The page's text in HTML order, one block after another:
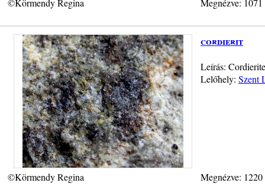
©Körmendy Regina Megnézve:
cordierit
Leírás:
Lelőhely: Szent
©Körmendy Regina Megnézve: